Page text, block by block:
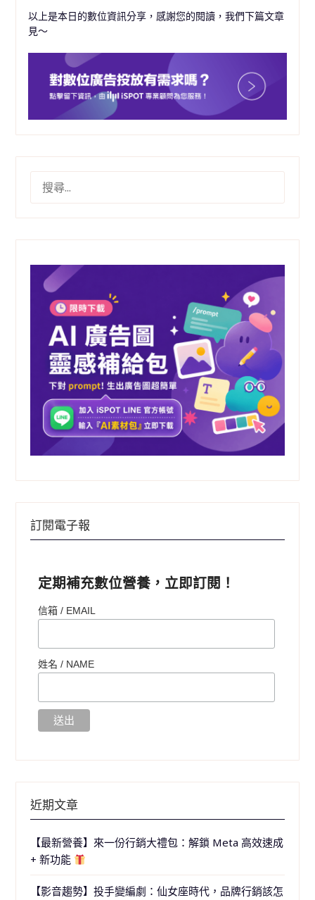
以上是本日的數位資訊分享，感謝您的閱讀，我們下篇文章
見～
訂閱電子報
定期補充數位營養，立即訂閱！
信箱 / EMAIL
姓名 / NAME
近期文章
【最新營養】來一份行銷大禮包：解鎖 Meta 高效速成
+ 新功能
【影音趨勢】投手變編劇：仙女座時代，品牌行銷該怎